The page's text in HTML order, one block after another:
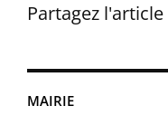
MAIRIE
Partagez l'article